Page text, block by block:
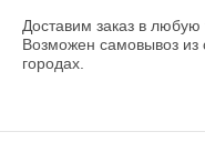
Доставим заказ в любую
Возможен самовывоз из
городах.